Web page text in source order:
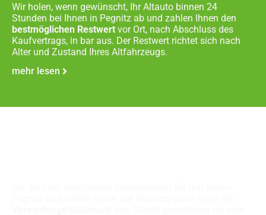
Wir holen, wenn gewünscht, Ihr Altauto binnen 24
Stunden bei Ihnen in Pegnitz ab und zahlen Ihnen den
bestmöglichen Restwert vor Ort, nach Abschluss des
Kaufvertrags, in bar aus. Der Restwert richtet sich nach
Alter und Zustand Ihres Altfahrzeugs.
mehr lesen